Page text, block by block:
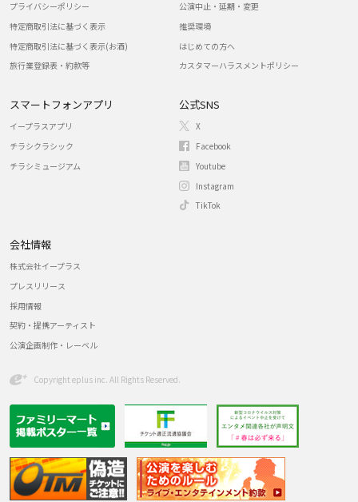
プライバシーポリシー
特定商取引法に基づく表示
特定商取引法に基づく表示(お酒)
旅行業登録表・約款等
公演中止・延期・変更
推奨環境
はじめての方へ
カスタマーハラスメントポリシー
スマートフォンアプリ
イープラスアプリ
チラシクラシック
チラシミュージアム
公式SNS
X
Facebook
Youtube
Instagram
TikTok
会社情報
株式会社イープラス
プレスリリース
採用情報
契約・提携アーティスト
公演企画制作・レーベル
Copyright eplus inc. All Rights Reserved.